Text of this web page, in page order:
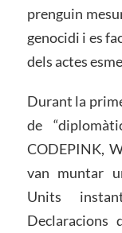
prenguin
genocidi i es
dels actes
Durant la
de
CODEPINK,
van muntar
Units
Declaracions